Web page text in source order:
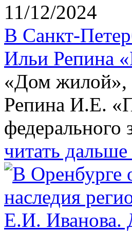
11/12/2024
В Санкт-
Ильи Репина
«Дом жилой»,
Репина И.Е.
федерального
читать дальше